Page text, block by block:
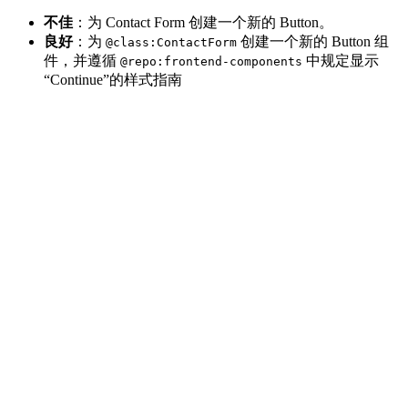
不佳 ：为 Contact Form 创建一个新的 Button。
良好：为 @class:ContactForm 创建一个新的 Button 组
件，并遵循 @repo:frontend-components 中规定显示
“Continue”的样式指南